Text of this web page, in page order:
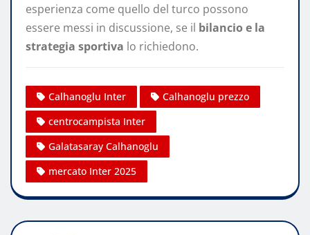
esperienza come quello del turco possono
essere messi in discussione, se il bilancio e la
strategia sportiva lo richiedono.
Calhanoglu Inter
Calhanoglu prezzo
centrocampista Inter
Galatasaray Calhanoglu
mercato Inter 2025